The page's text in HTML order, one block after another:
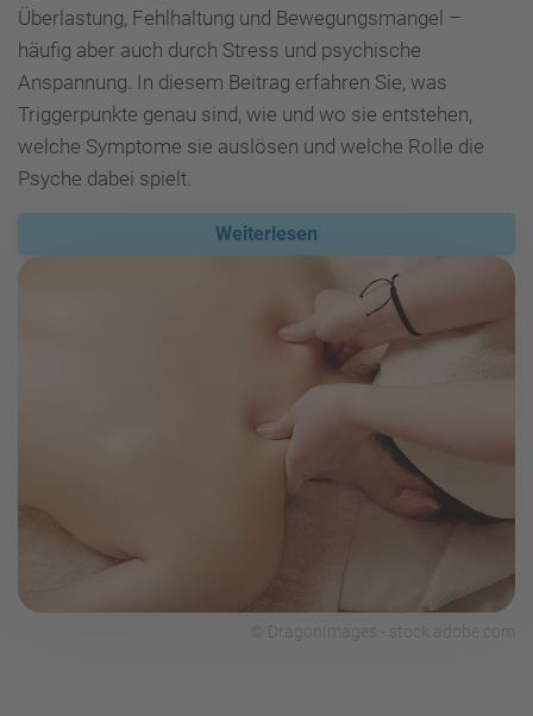
Überlastung, Fehlhaltung und Bewegungsmangel –
häufig aber auch durch Stress und psychische
Anspannung. In diesem Beitrag erfahren Sie, was
Triggerpunkte genau sind, wie und wo sie entstehen,
welche Symptome sie auslösen und welche Rolle die
Psyche dabei spielt.
Weiterlesen